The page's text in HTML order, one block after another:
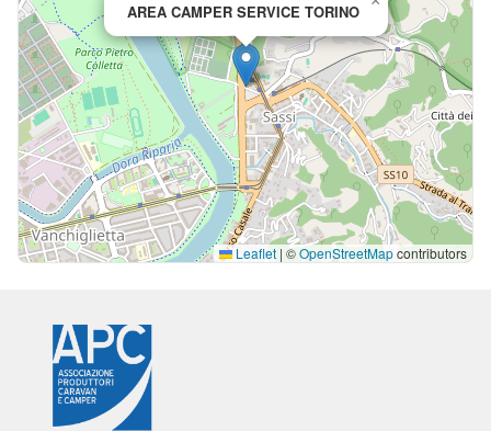
AREA CAMPER SERVICE TORINO
Leaflet | ©OpenStreetMapcontributors